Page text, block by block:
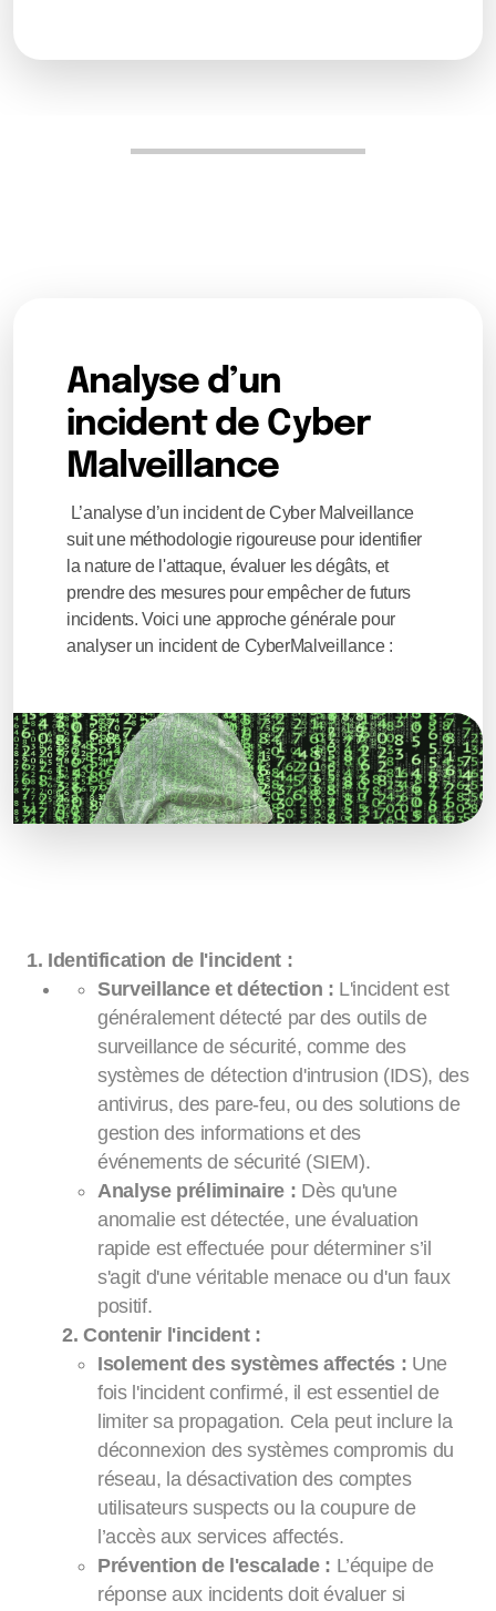
Analyse d’un
incident de Cyber
Malveillance
L’analyse d’un incident de Cyber Malveillance
suit une méthodologie rigoureuse pour identifier
la nature de l'attaque, évaluer les dégâts, et
prendre des mesures pour empêcher de futurs
incidents. Voici une approche générale pour
analyser un incident de CyberMalveillance :
1. Identification de l'incident :
Surveillance et détection : L'incident est
généralement détecté par des outils de
surveillance de sécurité, comme des
systèmes de détection d'intrusion (IDS), des
antivirus, des pare-feu, ou des solutions de
gestion des informations et des
événements de sécurité (SIEM).
Analyse préliminaire : Dès qu'une
anomalie est détectée, une évaluation
rapide est effectuée pour déterminer s’il
s'agit d'une véritable menace ou d'un faux
positif.
2. Contenir l'incident :
Isolement des systèmes affectés : Une
fois l'incident confirmé, il est essentiel de
limiter sa propagation. Cela peut inclure la
déconnexion des systèmes compromis du
réseau, la désactivation des comptes
utilisateurs suspects ou la coupure de
l’accès aux services affectés.
Prévention de l'escalade : L’équipe de
réponse aux incidents doit évaluer si